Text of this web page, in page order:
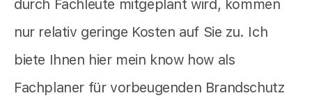
durch Fachleute mitgeplant wird, kommen
nur relativ geringe Kosten auf Sie zu. Ich
biete Ihnen hier mein know how als
Fachplaner für vorbeugenden Brandschutz